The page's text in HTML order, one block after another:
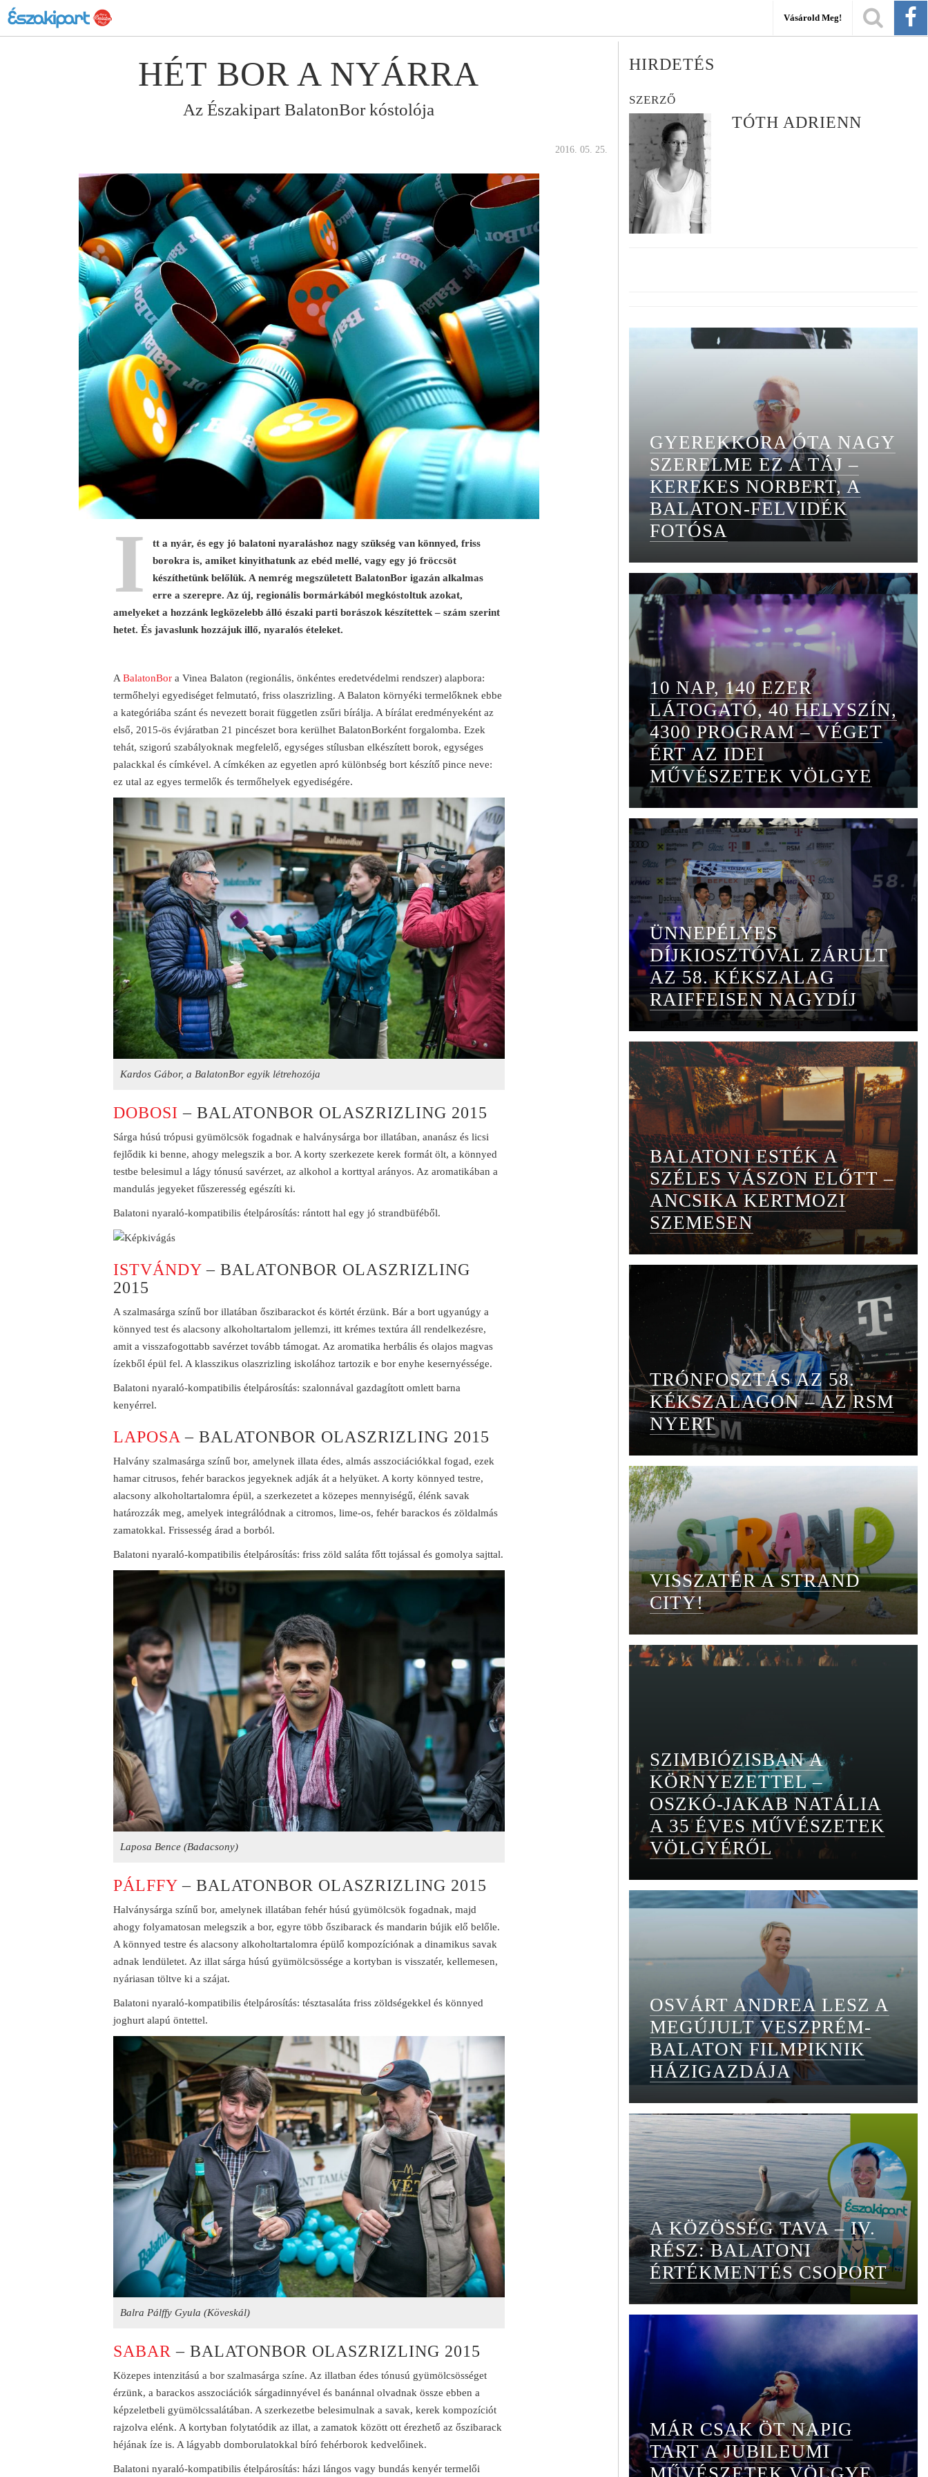
Vásárold Meg!
HÉT BOR A NYÁRRA
Az Északipart BalatonBor kóstolója
2016. 05. 25.
I
tt a nyár, és egy jó balatoni nyaraláshoz nagy szükség van könnyed, friss
borokra is, amiket kinyithatunk az ebéd mellé, vagy egy jó fröccsöt
készíthetünk belőlük. A nemrég megszületett BalatonBor igazán alkalmas
erre a szerepre. Az új, regionális bormárkából megkóstoltuk azokat,
amelyeket a hozzánk legközelebb álló északi parti borászok készítettek – szám szerint
hetet. És javaslunk hozzájuk illő, nyaralós ételeket.
ABalatonBor a Vinea Balaton (regionális, önkéntes eredetvédelmi rendszer) alapbora:
termőhelyi egyediséget felmutató, friss olaszrizling. A Balaton környéki termelőknek ebbe
a kategóriába szánt és nevezett borait független zsűri bírálja. A bírálat eredményeként az
első, 2015-ös évjáratban 21 pincészet bora kerülhet BalatonBorként forgalomba. Ezek
tehát, szigorú szabályoknak megfelelő, egységes stílusban elkészített borok, egységes
palackkal és címkével. A címkéken az egyetlen apró különbség bort készítő pince neve:
ez utal az egyes termelők és termőhelyek egyediségére.
Kardos Gábor, a BalatonBor egyik létrehozója
DOBOSI – BALATONBOR OLASZRIZLING 2015
Sárga húsú trópusi gyümölcsök fogadnak e halványsárga bor illatában, ananász és licsi
fejlődik ki benne, ahogy melegszik a bor. A korty szerkezete kerek formát ölt, a könnyed
testbe belesimul a lágy tónusú savérzet, az alkohol a korttyal arányos. Az aromatikában a
mandulás jegyeket fűszeresség egészíti ki.
Balatoni nyaraló-kompatibilis ételpárosítás: rántott hal egy jó strandbüféből.
ISTVÁNDY – BALATONBOR OLASZRIZLING
2015
A szalmasárga színű bor illatában őszibarackot és körtét érzünk. Bár a bort ugyanúgy a
könnyed test és alacsony alkoholtartalom jellemzi, itt krémes textúra áll rendelkezésre,
amit a visszafogottabb savérzet tovább támogat. Az aromatika herbális és olajos magvas
ízekből épül fel. A klasszikus olaszrizling iskolához tartozik e bor enyhe kesernyéssége.
Balatoni nyaraló-kompatibilis ételpárosítás: szalonnával gazdagított omlett barna
kenyérrel.
LAPOSA – BALATONBOR OLASZRIZLING 2015
Halvány szalmasárga színű bor, amelynek illata édes, almás asszociációkkal fogad, ezek
hamar citrusos, fehér barackos jegyeknek adják át a helyüket. A korty könnyed testre,
alacsony alkoholtartalomra épül, a szerkezetet a közepes mennyiségű, élénk savak
határozzák meg, amelyek integrálódnak a citromos, lime-os, fehér barackos és zöldalmás
zamatokkal. Frissesség árad a borból.
Balatoni nyaraló-kompatibilis ételpárosítás: friss zöld saláta főtt tojással és gomolya sajttal.
Laposa Bence (Badacsony)
PÁLFFY – BALATONBOR OLASZRIZLING 2015
Halványsárga színű bor, amelynek illatában fehér húsú gyümölcsök fogadnak, majd
ahogy folyamatosan melegszik a bor, egyre több őszibarack és mandarin bújik elő belőle.
A könnyed testre és alacsony alkoholtartalomra épülő kompozíciónak a dinamikus savak
adnak lendületet. Az illat sárga húsú gyümölcsössége a kortyban is visszatér, kellemesen,
nyáriasan töltve ki a szájat.
Balatoni nyaraló-kompatibilis ételpárosítás: tésztasaláta friss zöldségekkel és könnyed
joghurt alapú öntettel.
Balra Pálffy Gyula (Köveskál)
SABAR – BALATONBOR OLASZRIZLING 2015
Közepes intenzitású a bor szalmasárga színe. Az illatban édes tónusú gyümölcsösséget
érzünk, a barackos asszociációk sárgadinnyével és banánnal olvadnak össze ebben a
képzeletbeli gyümölcssalátában. A szerkezetbe belesimulnak a savak, kerek kompozíciót
rajzolva elénk. A kortyban folytatódik az illat, a zamatok között ott érezhető az őszibarack
héjának íze is. A lágyabb domborulatokkal bíró fehérborok kedvelőinek.
Balatoni nyaraló-kompatibilis ételpárosítás: házi lángos vagy bundás kenyér termelői
HIRDETÉS
SZERZŐ
TÓTH ADRIENN
GYEREKKORA ÓTA NAGY
SZERELME EZ A TÁJ –
KEREKES NORBERT, A
BALATON-FELVIDÉK
FOTÓSA
10 NAP, 140 EZER
LÁTOGATÓ, 40 HELYSZÍN,
4300 PROGRAM – VÉGET
ÉRT AZ IDEI
MŰVÉSZETEK VÖLGYE
ÜNNEPÉLYES
DÍJKIOSZTÓVAL ZÁRULT
AZ 58. KÉKSZALAG
RAIFFEISEN NAGYDÍJ
BALATONI ESTÉK A
SZÉLES VÁSZON ELŐTT –
ANCSIKA KERTMOZI
SZEMESEN
TRÓNFOSZTÁS AZ 58.
KÉKSZALAGON – AZ RSM
NYERT
VISSZATÉR A STRAND
CITY!
SZIMBIÓZISBAN A
KÖRNYEZETTEL –
OSZKÓ-JAKAB NATÁLIA
A 35 ÉVES MŰVÉSZETEK
VÖLGYÉRŐL
OSVÁRT ANDREA LESZ A
MEGÚJULT VESZPRÉM-
BALATON FILMPIKNIK
HÁZIGAZDÁJA
A KÖZÖSSÉG TAVA – IV.
RÉSZ: BALATONI
ÉRTÉKMENTÉS CSOPORT
MÁR CSAK ÖT NAPIG
TART A JUBILEUMI